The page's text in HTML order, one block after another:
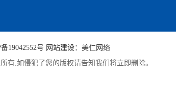
19042552号 网站建设：美仁网络
有,如侵犯了您的版权请告知我们将立即删除。